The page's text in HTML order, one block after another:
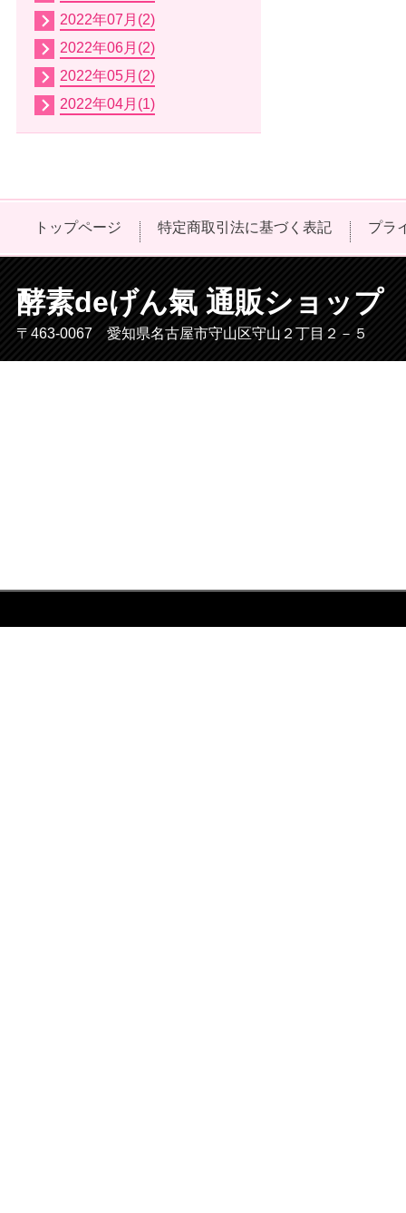
2022年07月(2)
2022年06月(2)
2022年05月(2)
2022年04月(1)
トップページ 特定商取引法に基づく表記 プラ
酵素deげん氣 通販ショップ
〒463-0067 愛知県名古屋市守山区守山２丁目２－５